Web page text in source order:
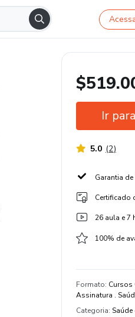
Ir
5.0 (2)
Garantia
Certificado
26 aula e 7
100% de
Formato: Cursos
Assinatura .
Categoria: Saúde